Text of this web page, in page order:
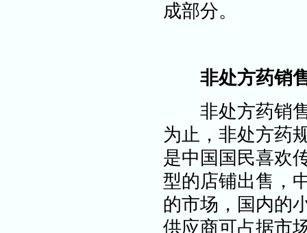
成部分。
非处方药销
非处方药销售
为止，非处方药
是中国国民喜欢
型的店铺出售，
的市场，国内的
供应商可占据市